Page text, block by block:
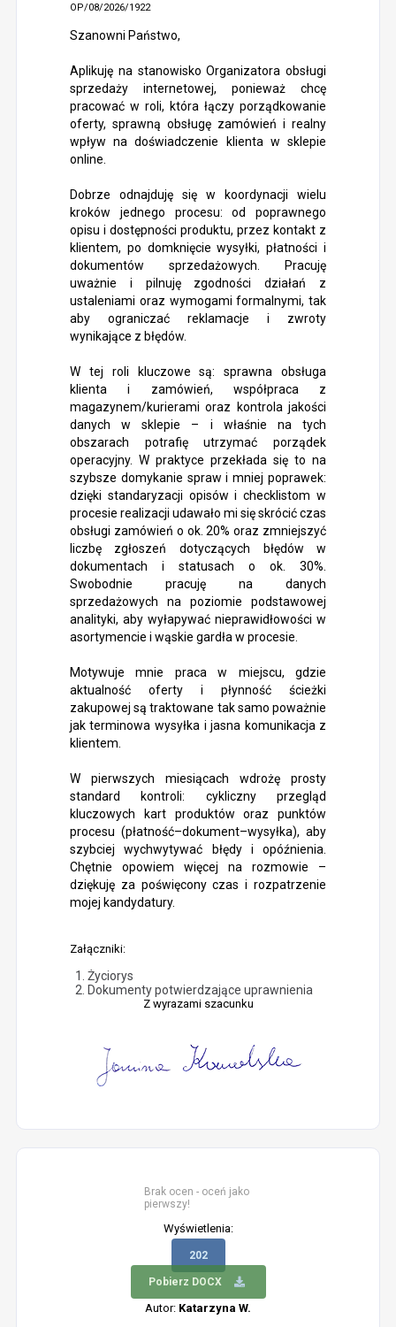
OP/08/2026/1922
Szanowni Państwo,
Aplikuję na stanowisko Organizatora obsługi
sprzedaży internetowej, ponieważ chcę
pracować w roli, która łączy porządkowanie
oferty, sprawną obsługę zamówień i realny
wpływ na doświadczenie klienta w sklepie
online.
Dobrze odnajduję się w koordynacji wielu
kroków jednego procesu: od poprawnego
opisu i dostępności produktu, przez kontakt z
klientem, po domknięcie wysyłki, płatności i
dokumentów sprzedażowych. Pracuję
uważnie i pilnuję zgodności działań z
ustaleniami oraz wymogami formalnymi, tak
aby ograniczać reklamacje i zwroty
wynikające z błędów.
W tej roli kluczowe są: sprawna obsługa
klienta i zamówień, współpraca z
magazynem/kurierami oraz kontrola jakości
danych w sklepie – i właśnie na tych
obszarach potrafię utrzymać porządek
operacyjny. W praktyce przekłada się to na
szybsze domykanie spraw i mniej poprawek:
dzięki standaryzacji opisów i checklistom w
procesie realizacji udawało mi się skrócić czas
obsługi zamówień o ok. 20% oraz zmniejszyć
liczbę zgłoszeń dotyczących błędów w
dokumentach i statusach o ok. 30%.
Swobodnie pracuję na danych
sprzedażowych na poziomie podstawowej
analityki, aby wyłapywać nieprawidłowości w
asortymencie i wąskie gardła w procesie.
Motywuje mnie praca w miejscu, gdzie
aktualność oferty i płynność ścieżki
zakupowej są traktowane tak samo poważnie
jak terminowa wysyłka i jasna komunikacja z
klientem.
W pierwszych miesiącach wdrożę prosty
standard kontroli: cykliczny przegląd
kluczowych kart produktów oraz punktów
procesu (płatność–dokument–wysyłka), aby
szybciej wychwytywać błędy i opóźnienia.
Chętnie opowiem więcej na rozmowie –
dziękuję za poświęcony czas i rozpatrzenie
mojej kandydatury.
Załączniki:
Życiorys
Dokumenty potwierdzające uprawnienia
Z wyrazami szacunku
Brak ocen - oceń jako
pierwszy!
Wyświetlenia:
202
Pobierz DOCX
Autor: Katarzyna W.